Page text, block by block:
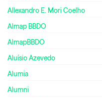
Allexandro E. Mori Coelho
Almap BBDO
AlmapBBDO
Aluísio Azevedo
Alumia
Alumni